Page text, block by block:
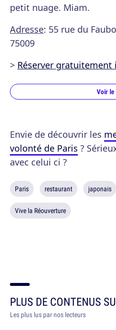
petit nuage. Miam.
Adresse: 55 rue du
75009
> Réserver gratuitement
Voir le
Envie de découvrir les
volonté de Paris ?
avec celui ci ?
Paris restaurant japonais
Vive la Réouverture
PLUS DE CONTENUS
Les plus lus par nos lecteurs